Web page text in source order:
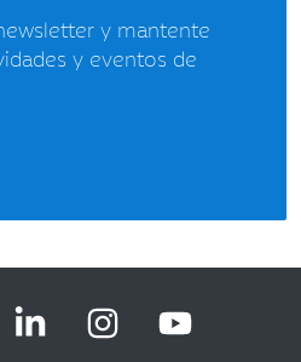
y mantente
y eventos de